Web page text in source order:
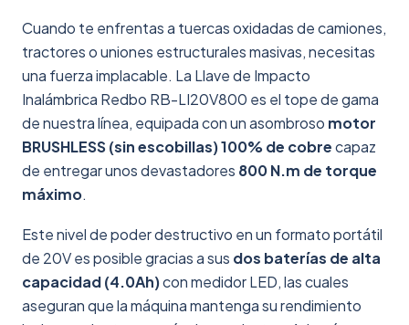
Cuando te enfrentas a tuercas oxidadas de camiones,
tractores o uniones estructurales masivas, necesitas
una fuerza implacable. La Llave de Impacto
Inalámbrica Redbo RB-LI20V800 es el tope de gama
de nuestra línea, equipada con un asombroso motor
BRUSHLESS (sin escobillas) 100% de cobrecapaz
de entregar unos devastadores 800 N.m de torque
máximo.
Este nivel de poder destructivo en un formato portátil
de 20V es posible gracias a sus dos baterías de alta
capacidad (4.0Ah)con medidor LED, las cuales
aseguran que la máquina mantenga su rendimiento